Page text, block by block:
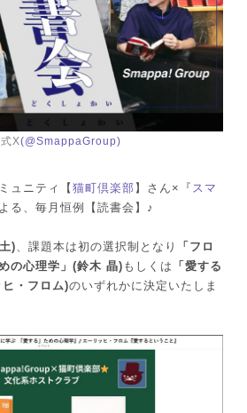
X(@SmappaGroup)
ュニティ【 猫町倶楽部 】さん×『 スマ
る、毎月恒例【読書会】♪
)、課題本は初の選択制となり
「フロ
の心理学」(鈴木 晶) もしくは 「愛する
・フロム)のいずれかに決定いたしま